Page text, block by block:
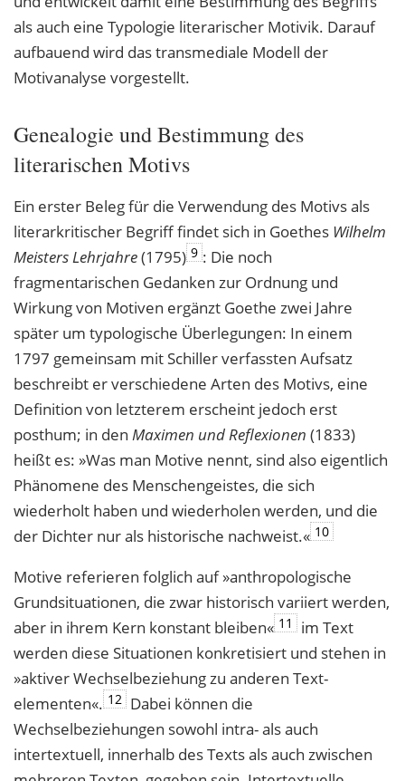
als auch eine Typologie literarischer Motivik. Darauf
aufbauend wird das transmediale Modell der
Motivanalyse vorgestellt.
Genealogie und Bestimmung des
literarischen Motivs
Ein erster Beleg für die Verwendung des Motivs als
literarkritischer Begriff findet sich in Goethes Wilhelm
Meisters Lehrjahre(1795) 9 : Die noch
fragmentarischen Gedanken zur Ordnung und
Wirkung von Motiven ergänzt Goethe zwei Jahre
später um typologische Überlegungen: In einem
1797 gemeinsam mit Schiller verfassten Aufsatz
beschreibt er verschiedene Arten des Motivs, eine
Definition von letzterem erscheint jedoch erst
posthum; in den Maximen und Reflexionen (1833)
heißt es: »Was man Motive nennt, sind also eigentlich
Phänomene des Menschengeistes, die sich
wiederholt haben und wiederholen werden, und die
der Dichter nur als historische nachweist.« 10
Motive referieren folglich auf »anthropologische
Grundsituationen, die zwar histo­risch variiert werden,
aber in ihrem Kern konstant bleiben« 11
im Text
werden diese Situationen konkretisiert und stehen in
»aktiver Wechselbeziehung zu anderen Text­
elementen«. 12 Dabei können die
Wechselbeziehungen sowohl intra- als auch
intertextuell, innerhalb des Texts als auch zwischen